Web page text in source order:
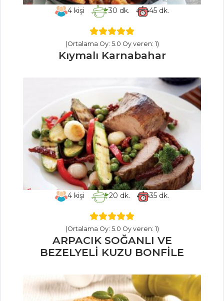
DESENLİ
İSVİÇRE RULOSU
Tüm Tarifleri
MAKARNA
KUZU ETLİ VE
BAKLALI PİLAV
Yeşil Sarı Pilav
ZEYTİNLİ MEZE
PİLAVI
Pilav ve Makarna
4kişi 30 dk. 45 dk.
(Ortalama Oy: 5.0 Oy veren: 1)
Kıymalı Karnabahar
4 kişi 20 dk. 35dk.
(Ortalama Oy: 5.0 Oy veren: 1)
ARPACIK SOĞANLI VE
BEZELYELİ KUZU BONFİLE